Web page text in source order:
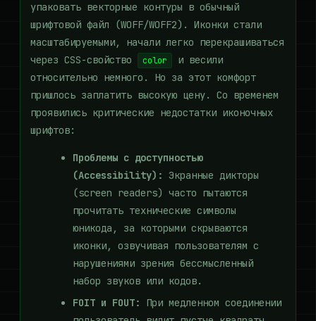
упаковать векторные контуры в обычный
шрифтовой файл (WOFF/WOFF2). Иконки стали
масштабируемыми, начали легко перекрашиваться
через CSS-свойство
color
и весили
относительно немного. Но за этот комфорт
пришлось заплатить высокую цену. Со временем
проявились критические недостатки иконочных
шрифтов:
Проблемы с доступностью
(Accessibility):
Экранные дикторы
(screen readers) часто пытаются
прочитать технические символы
юникода, за которыми скрываются
иконки, озвучивая пользователям с
нарушениями зрения бессмысленный
набор звуков или кодов.
FOIT и FOUT:
При медленном соединении